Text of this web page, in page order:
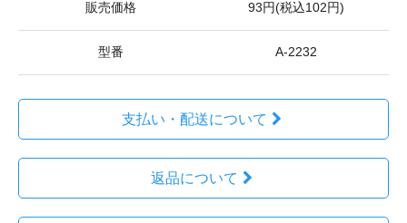
販売価格 93円(税込102円)
型番 A-2232
支払い・配送について
返品について